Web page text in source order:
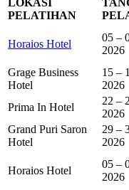
PELATIHAN
Horaios Hotel
05 –
2026
Grage Business
Hotel
15 –
2026
Prima In Hotel
22 –
2026
Grand Puri Saron
Hotel
29 –
2026
Horaios Hotel
05 –
2026